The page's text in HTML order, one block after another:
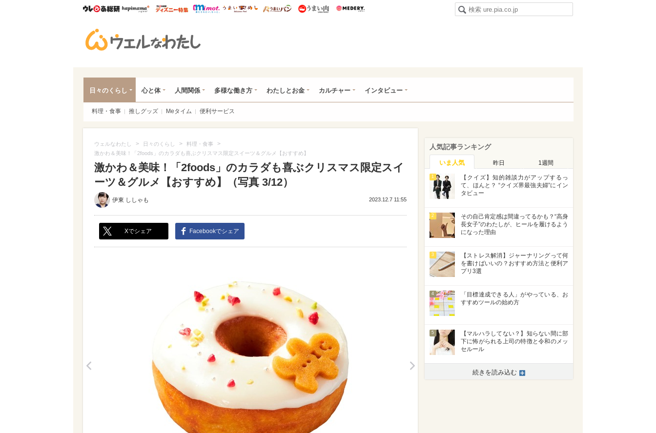
ウレぴあ総研ハピママ* ウレぴあ総研 ディズニー特集
mimot. うまいめし うまいパン うまい肉
日々のくらし 心と体 人間関係 多様な働き方 わたしとお金 カルチャー インタビュー
料理・食事 推しグッズ Meタイム 便利サービス
ウェルなわたし > 日々のくらし > 料理・食事 >
激かわ＆美味！「2foods」のカラダも喜ぶクリスマス限定スイーツ＆グルメ【おすすめ】
激かわ＆美味！「2foods」のカラダも喜ぶクリスマス限定スイ
ーツ＆グルメ【おすすめ】（写真 3/12）
伊東 ししゃも 2023.12.7 11:55
Xでシェア Facebookでシェア
>
人気記事ランキング
いま人気 昨日 1週間
1
【クイズ】知的雑談力がアップするっ
て、ほんと？ “クイズ界最強夫婦”にイン
タビュー
2
その自己肯定感は間違ってるかも？“高身
長女子”のわたしが、ヒールを履けるよう
になった理由
3
【ストレス解消】ジャーナリングって何
を書けばいいの？おすすめ方法と便利ア
プリ3選
4
「目標達成できる人」がやっている、お
すすめツールの始め方
5
【マルハラしてない？】知らない間に部
下に怖がられる上司の特徴と令和のメッ
セルール
続きを読み込む